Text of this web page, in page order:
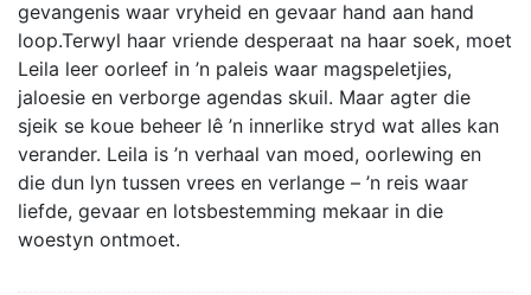
gevangenis waar vryheid en gevaar hand aan hand
loop.Terwyl haar vriende desperaat na haar soek, moet
Leila leer oorleef in ’n paleis waar magspeletjies,
jaloesie en verborge agendas skuil. Maar agter die
sjeik se koue beheer lê ’n innerlike stryd wat alles kan
verander. Leila is ’n verhaal van moed, oorlewing en
die dun lyn tussen vrees en verlange – ’n reis waar
liefde, gevaar en lotsbestemming mekaar in die
woestyn ontmoet.